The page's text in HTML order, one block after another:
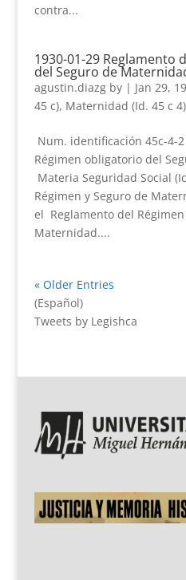
contra...
1930-01-29 Reglamento
del Seguro de
agustin.diazgby | Jan 29,
45 c), Maternidad (Id. 45 c 4)
Num. identificación 45c-4-
Régimen obligatorio del
Materia Seguridad Social
Régimen y Seguro de
el Reglamento del
Maternidad....
« Older Entries
(Español)
Tweets by Legishca